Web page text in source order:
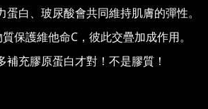
白、玻尿酸會共同維持肌膚的彈性。
保護維他命C，彼此交疊加成作用。
充膠原蛋白才對！不是膠質！